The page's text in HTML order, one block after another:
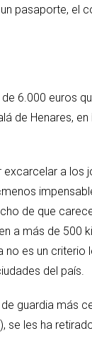
pasaporte, el
6.000 euros
de Henares,
a los
de que
a más de 500
es un criterio
del país.
guardia más
se les ha